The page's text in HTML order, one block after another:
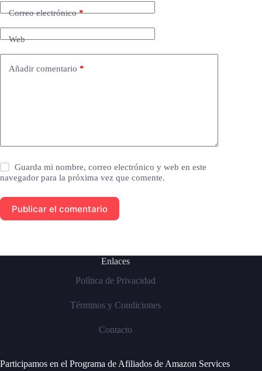
Correo electrónico*
Web
Añadir comentario *
Guarda mi nombre, correo electrónico y web en este
navegador para la próxima vez que comente.
Publicar el comentario
Enlaces
Política de Privacidad
Términos y Condiciones
Contacto
Participamos en el Programa de Afiliados de Amazon Services